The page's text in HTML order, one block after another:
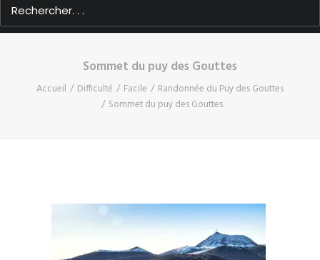
Sommet du puy des Gouttes
Accueil Difficulté Facile
Randonnée du Puy des Gouttes
Sommet du puy des Gouttes